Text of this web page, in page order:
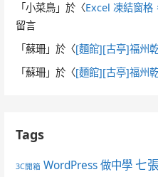
「小菜鳥 」於〈Excel 凍結窗格
留言
「蘇珊 」於〈[麵館][古亭]福州
「蘇珊 」於〈[麵館][古亭]福州
Tags
3C開箱 WordPress 做中學 七